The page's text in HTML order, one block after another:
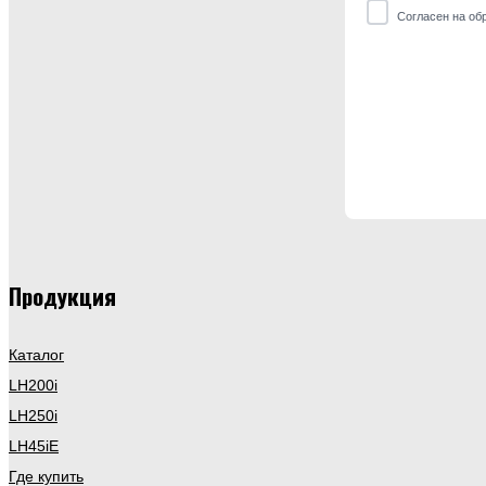
Согласен на
Продукция
Каталог
LH200i
LH250i
LH45iE
Где купить